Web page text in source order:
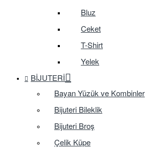
Bluz
Ceket
T-Shirt
Yelek
BIJUTERI
Bayan Yüzük ve Kombinler
Bijuteri Bileklik
Bijuteri Broş
Çelik Küpe